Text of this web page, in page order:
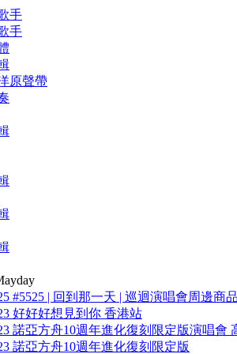
手
手
原聲帶
#5525 | 回到那一天 | 巡迴演唱會周邊商品
好好好想見到你 香港站
諾亞方舟10週年進化復刻限定版演唱會
諾亞方舟10週年進化復刻限定版